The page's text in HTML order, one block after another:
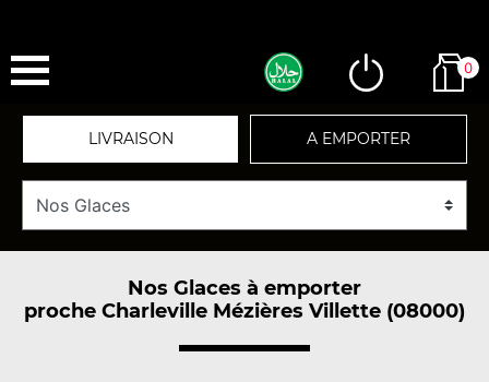
0
LIVRAISON A EMPORTER
Nos Glaces à emporter
proche Charleville Mézières Villette (08000)